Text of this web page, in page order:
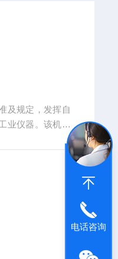
及规定，发挥自
业仪器。该机操
扰能力强、安全
电话咨询